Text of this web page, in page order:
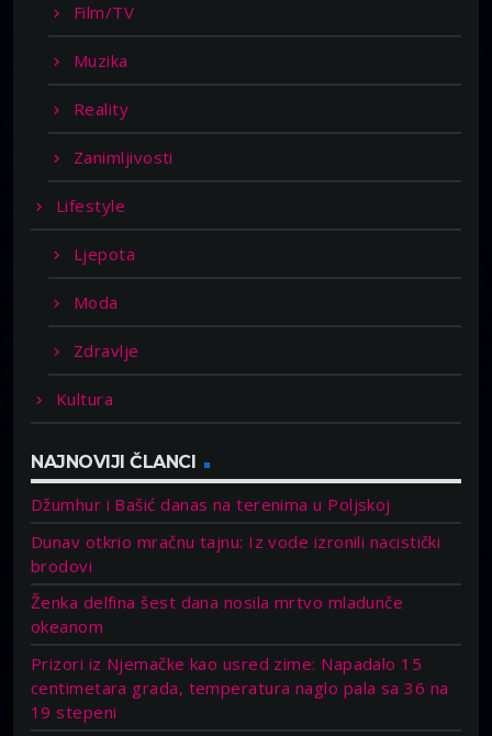
Film/TV
Muzika
Reality
Zanimljivosti
Lifestyle
Ljepota
Moda
Zdravlje
Kultura
NAJNOVIJI ČLANCI
Džumhur i Bašić danas na terenima u Poljskoj
Dunav otkrio mračnu tajnu: Iz vode izronili nacistički
brodovi
Ženka delfina šest dana nosila mrtvo mladunče
okeanom
Prizori iz Njemačke kao usred zime: Napadalo 15
centimetara grada, temperatura naglo pala sa 36 na
19 stepeni